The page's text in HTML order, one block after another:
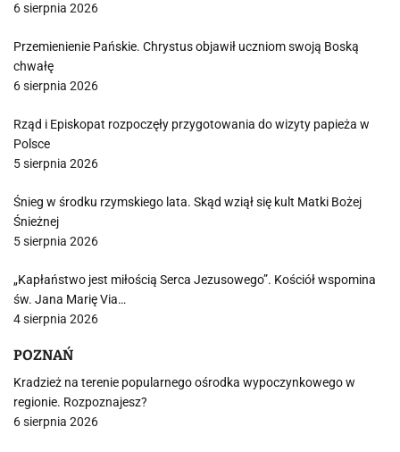
6 sierpnia 2026
Przemienienie Pańskie. Chrystus objawił uczniom swoją Boską
chwałę
6 sierpnia 2026
Rząd i Episkopat rozpoczęły przygotowania do wizyty papieża w
Polsce
5 sierpnia 2026
Śnieg w środku rzymskiego lata. Skąd wziął się kult Matki Bożej
Śnieżnej
5 sierpnia 2026
„Kapłaństwo jest miłością Serca Jezusowego”. Kościół wspomina
św. Jana Marię Via…
4 sierpnia 2026
POZNAŃ
Kradzież na terenie popularnego ośrodka wypoczynkowego w
regionie. Rozpoznajesz?
6 sierpnia 2026